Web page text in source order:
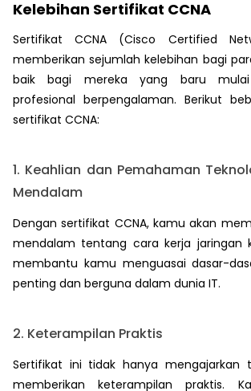
Kelebihan Sertifikat CCNA
Sertifikat CCNA (Cisco Certified
memberikan sejumlah kelebihan bagi
baik bagi mereka yang baru
profesional berpengalaman. Berikut
sertifikat CCNA:
1. Keahlian dan Pemahaman
Mendalam
Dengan sertifikat CCNA, kamu akan
mendalam tentang cara kerja jaringan
membantu kamu menguasai dasar-
penting dan berguna dalam dunia IT.
2. Keterampilan Praktis
Sertifikat ini tidak hanya mengajarkan
memberikan keterampilan praktis.